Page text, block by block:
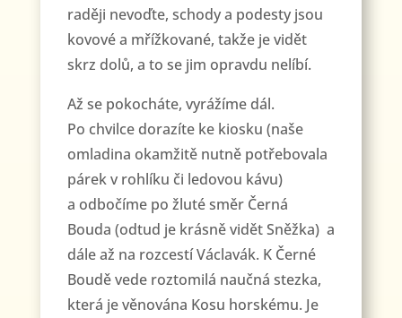
raději nevoďte, schody a podesty jsou
kovové a mřížkované, takže je vidět
skrz dolů, a to se jim opravdu nelíbí.
Až se pokocháte, vyrážíme dál.
Po chvilce dorazíte ke kiosku (naše
omladina okamžitě nutně potřebovala
párek v rohlíku či ledovou kávu)
a odbočíme po žluté směr Černá
Bouda (odtud je krásně vidět Sněžka) a
dále až na rozcestí Václavák. K Černé
Boudě vede roztomilá naučná stezka,
která je věnována Kosu horskému. Je